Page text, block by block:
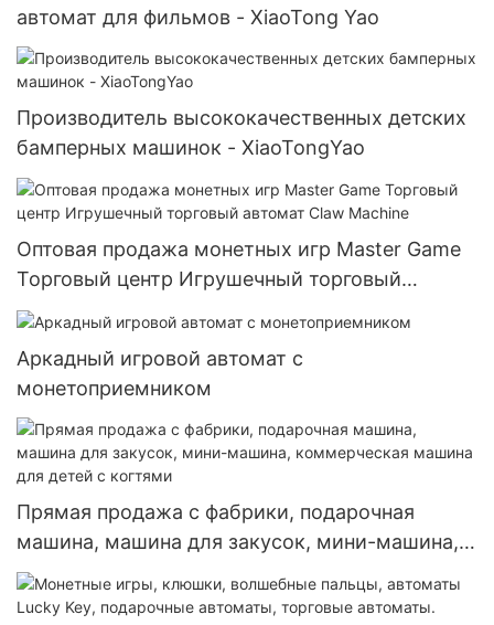
автомат для фильмов - XiaoTong Yao
Производитель высококачественных детских
бамперных машинок - XiaoTongYao
Оптовая продажа монетных игр Master Game
Торговый центр Игрушечный торговый
автомат Claw Machine
Аркадный игровой автомат с
монетоприемником
Прямая продажа с фабрики, подарочная
машина, машина для закусок, мини-машина,
коммерческая машина для детей с когтями